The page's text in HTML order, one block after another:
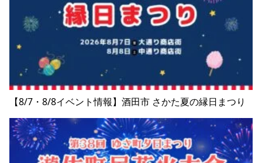
【8/7・8/8イベント情報】酒田市 さかた夏の縁日まつり